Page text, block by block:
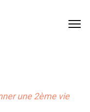
une 2ème vie